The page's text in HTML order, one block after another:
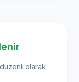
olarak